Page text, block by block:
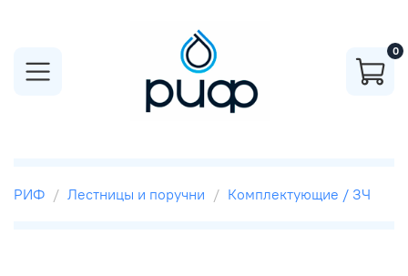
0
РИФ Лестницы и поручни Комплектующие / ЗЧ